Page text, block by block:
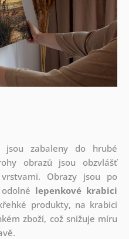
jsou zabaleny do hrubé
obrazů jsou obzvlášť
Obrazy jsou po
lepenkové krabici
produkty, na krabici
zboží, což snižuje míru